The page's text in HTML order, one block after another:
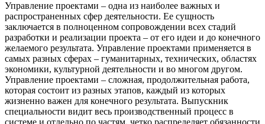
Управление проектами – одна из наиболее важных и
распространенных сфер деятельности. Ее сущность
заключается в полноценном сопровождении всех стадий
разработки и реализации проекта – от его идеи и до конечного
желаемого результата. Управление проектами применяется в
самых разных сферах – гуманитарных, технических, областях
экономики, культурной деятельности и во многом другом.
Управление проектами – сложная, продолжительная работа,
которая состоит из разных этапов, каждый из которых
жизненно важен для конечного результата. Выпускник
специальности видит весь производственный процесс в